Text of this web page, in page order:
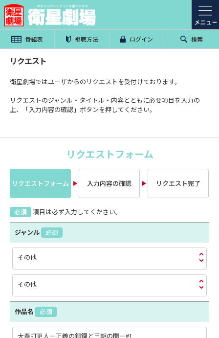
番組表 視聴方法 ログイン 検索
リクエスト
衛星劇場ではユーザからのリクエストを受付けております。
リクエストのジャンル・タイトル・内容とともに必要項目を入力の
上、「入力内容の確認」ボタンを押してください。
リクエストフォーム
リクエストフォーム 入力内容の確認 リクエスト完了
必須 項目は必ず入力してください。
ジャンル 必須
その他
その他
作品名 必須